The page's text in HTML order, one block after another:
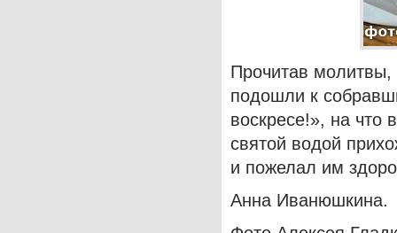
Прочитав
подошли к
воскресе!», на что
святой водой
и пожелал им
Анна Иванюшкина.